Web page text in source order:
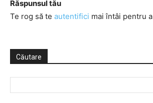
Răspunsul tău
Te rog să te autentifici mai întâi pentru
Căutare